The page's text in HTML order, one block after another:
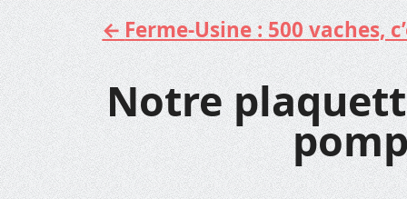
Aller
au
contenu
Ferme-Usine : 500 vaches,
Notre